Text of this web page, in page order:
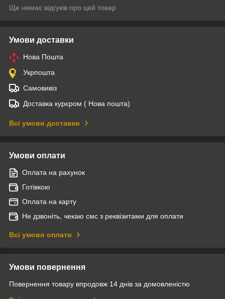
Ще немає відгуків про цей товар
Умови доставки
Нова Пошта
Укрпошта
Самовивіз
Доставка курєром ( Нова пошта)
Всі умови доставки
Умови оплати
Оплата на рахунок
Готівкою
Оплата на карту
Не дзвоніть, чекаю смс з реквізитами для оплати
Всі умови оплати
Умови повернення
Повернення товару впродовж 14 днів за домовленістю